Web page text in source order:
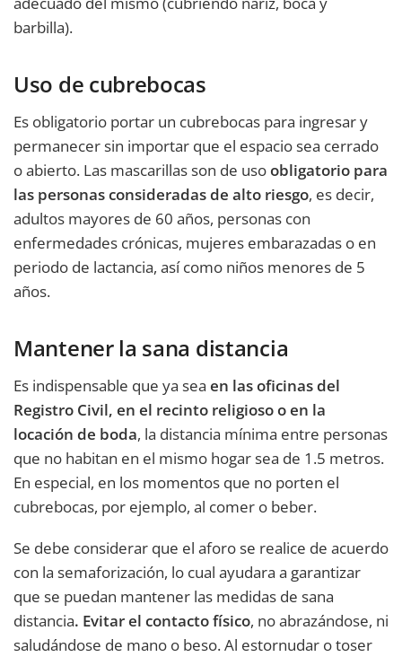
barbilla).
Uso de cubrebocas
Es obligatorio portar un cubrebocas para ingresar y
permanecer sin importar que el espacio sea cerrado
o abierto. Las mascarillas son de usoobligatorio para
las personas consideradas de alto riesgo, es decir,
adultos mayores de 60 años, personas con
enfermedades crónicas, mujeres embarazadas o en
periodo de lactancia, así como niños menores de 5
años.
Mantener la sana distancia
Es indispensable que ya sea en las oficinas del
Registro Civil, en el recinto religioso o en la
locación de boda, la distancia mínima entre personas
que no habitan en el mismo hogar sea de 1.5 metros.
En especial, en los momentos que no porten el
cubrebocas, por ejemplo, al comer o beber.
Se debe considerar que el aforo se realice de acuerdo
con la semaforización, lo cual ayudara a garantizar
que se puedan mantener las medidas de sana
distancia. Evitar el contacto físico, no abrazándose, ni
saludándose de mano o beso. Al estornudar o toser